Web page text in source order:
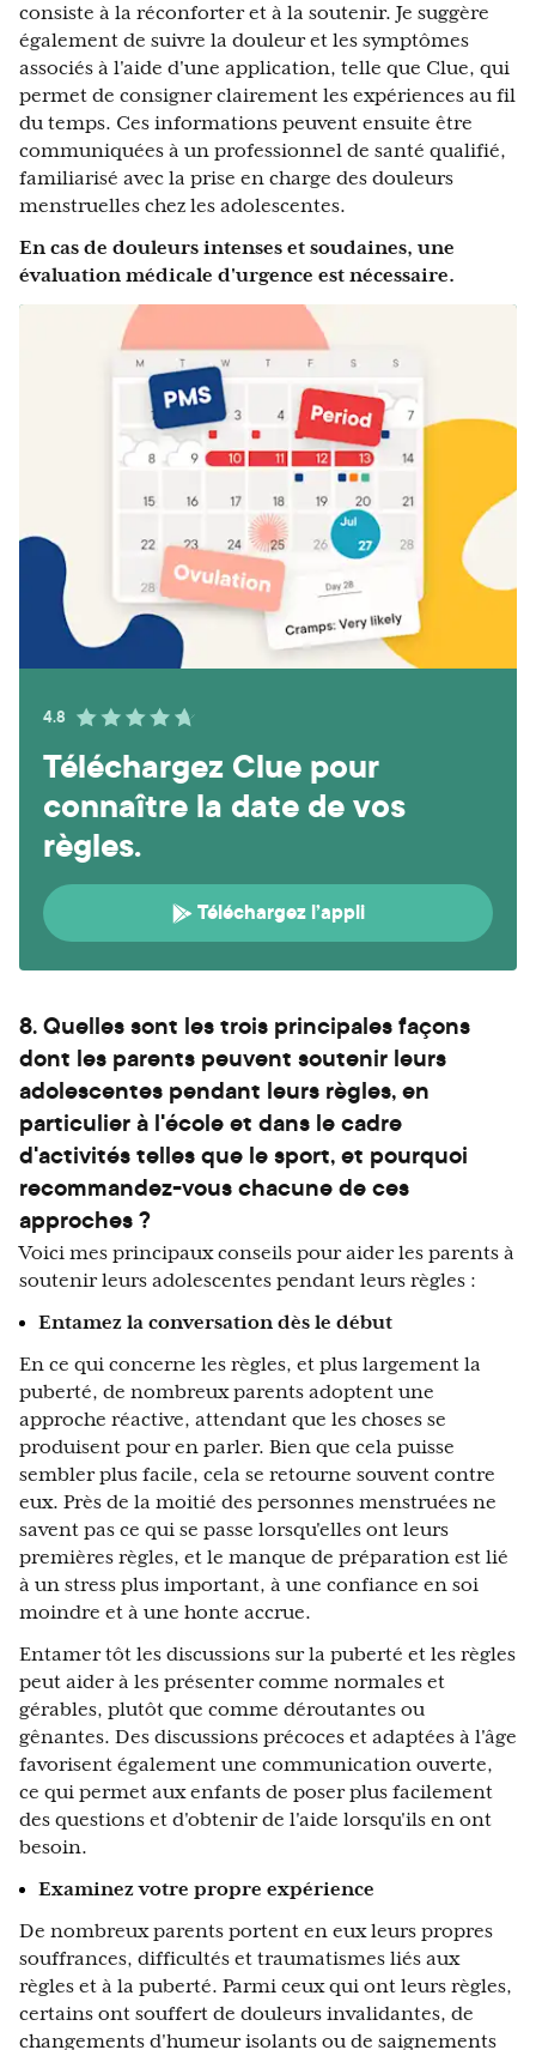
consiste à la réconforter et à la soutenir. Je suggère
également de suivre la douleur et les symptômes
associés à l'aide d'une application, telle que Clue, qui
permet de consigner clairement les expériences au fil
du temps. Ces informations peuvent ensuite être
communiquées à un professionnel de santé qualifié,
familiarisé avec la prise en charge des douleurs
menstruelles chez les adolescentes.
En cas de douleurs intenses et soudaines, une
évaluation médicale d'urgence est nécessaire.
4.8
Téléchargez Clue pour
connaître la date de vos
règles.
Téléchargez l’appli
8. Quelles sont les trois principales façons
dont les parents peuvent soutenir leurs
adolescentes pendant leurs règles, en
particulier à l'école et dans le cadre
d'activités telles que le sport, et pourquoi
recommandez-vous chacune de ces
approches ?
Voici mes principaux conseils pour aider les parents à
soutenir leurs adolescentes pendant leurs règles :
Entamez la conversation dès le début
En ce qui concerne les règles, et plus largement la
puberté, de nombreux parents adoptent une
approche réactive, attendant que les choses se
produisent pour en parler. Bien que cela puisse
sembler plus facile, cela se retourne souvent contre
eux. Près de la moitié des personnes menstruées ne
savent pas ce qui se passe lorsqu'elles ont leurs
premières règles, et le manque de préparation est lié
à un stress plus important, à une confiance en soi
moindre et à une honte accrue.
Entamer tôt les discussions sur la puberté et les règles
peut aider à les présenter comme normales et
gérables, plutôt que comme déroutantes ou
gênantes. Des discussions précoces et adaptées à l'âge
favorisent également une communication ouverte,
ce qui permet aux enfants de poser plus facilement
des questions et d'obtenir de l'aide lorsqu'ils en ont
besoin.
Examinez votre propre expérience
De nombreux parents portent en eux leurs propres
souffrances, difficultés et traumatismes liés aux
règles et à la puberté. Parmi ceux qui ont leurs règles,
certains ont souffert de douleurs invalidantes, de
changements d'humeur isolants ou de saignements